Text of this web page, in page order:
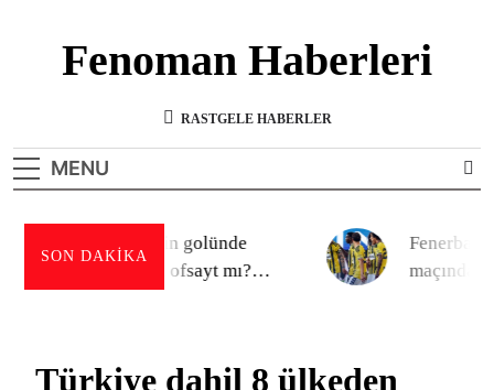
Fenoman Haberleri
RASTGELE HABERLER
MENU
SON DAKIKA
Fenerbahçe’nin golünde
Archie Brown ofsayt mı?
maçında
Türkiye dahil 8 ülkeden